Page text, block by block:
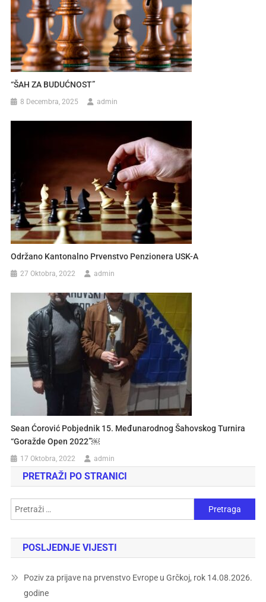
“ŠAH ZA BUDUĆNOST”
8 Decembra, 2025 admin
Održano Kantonalno Prvenstvo Penzionera USK-A
27 Oktobra, 2022 admin
Sean Ćorović Pobjednik 15. Međunarodnog Šahovskog Turnira
“Goražde Open 2022”￼
17 Oktobra, 2022 admin
PRETRAŽI PO STRANICI
POSLJEDNJE VIJESTI
Poziv za prijave na prvenstvo Evrope u Grčkoj, rok 14.08.2026.
godine